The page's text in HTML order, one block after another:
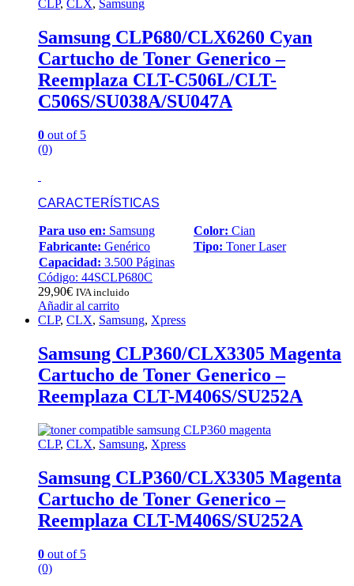
CLP, CLX, Samsung
Samsung CLP680/CLX6260 Cyan
Cartucho de Toner Generico –
Reemplaza CLT-C506L/CLT-
C506S/SU038A/SU047A
0 out of 5
(0)
CARACTERÍSTICAS
Para uso en: Samsung Color: Cian
Fabricante: Genérico Tipo: Toner Laser
Capacidad: 3.500 Páginas
Código: 44SCLP680C
29,90€ IVA incluido
Añadir al carrito
CLP, CLX, Samsung, Xpress
Samsung CLP360/CLX3305 Magenta
Cartucho de Toner Generico –
Reemplaza CLT-M406S/SU252A
CLP, CLX, Samsung, Xpress
Samsung CLP360/CLX3305 Magenta
Cartucho de Toner Generico –
Reemplaza CLT-M406S/SU252A
0 out of 5
(0)